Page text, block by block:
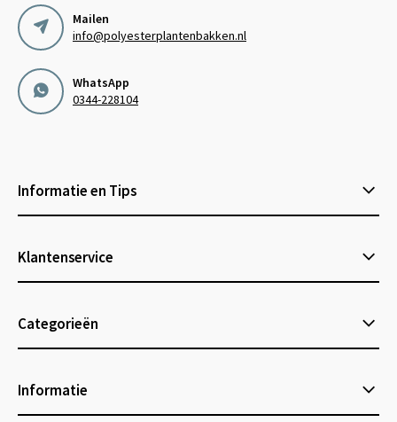
Mailen
info@polyesterplantenbakken.nl
WhatsApp
0344-228104
Informatie en Tips
Klantenservice
Categorieën
Informatie